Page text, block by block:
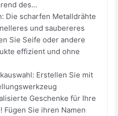
des...
Die scharfen Metalldrähte
und saubereres
Sie Seife oder andere
effizient und ohne
Erstellen Sie mit
Geschenke für Ihre
Fügen Sie ihren Namen